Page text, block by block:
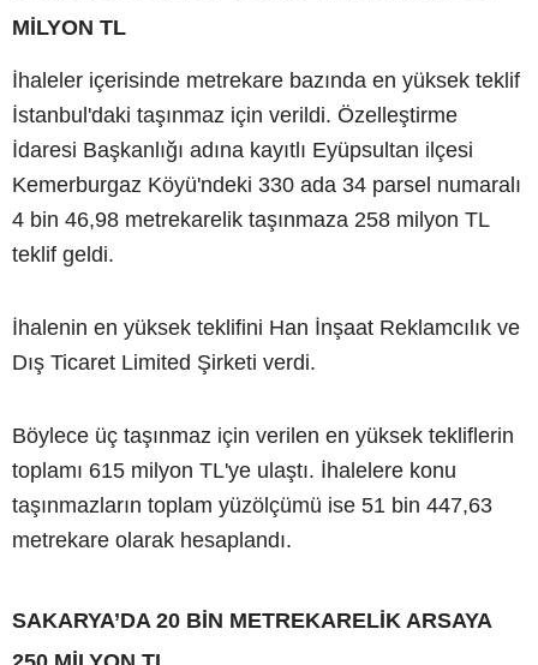
MİLYON TL
İhaleler içerisinde metrekare bazında en yüksek teklif
İstanbul'daki taşınmaz için verildi. Özelleştirme
İdaresi Başkanlığı adına kayıtlı Eyüpsultan ilçesi
Kemerburgaz Köyü'ndeki 330 ada 34 parsel numaralı
4 bin 46,98 metrekarelik taşınmaza 258 milyon TL
teklif geldi.
İhalenin en yüksek teklifini Han İnşaat Reklamcılık ve
Dış Ticaret Limited Şirketi verdi.
Böylece üç taşınmaz için verilen en yüksek tekliflerin
toplamı 615 milyon TL'ye ulaştı. İhalelere konu
taşınmazların toplam yüzölçümü ise 51 bin 447,63
metrekare olarak hesaplandı.
SAKARYA’DA 20 BİN METREKARELİK ARSAYA